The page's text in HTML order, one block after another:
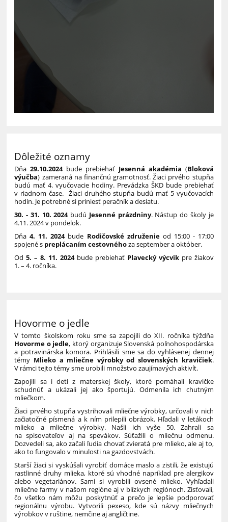
Dôležité oznamy
Dňa29.10.2024bude prebiehať Jesenná akadémia (Bloková
výučba) zameraná na finančnú gramotnosť. Žiaci prvého stupňa
budú mať 4. vyučovacie hodiny. Prevádzka ŠKD bude prebiehať
v riadnom čase. Žiaci druhého stupňa budú mať 5 vyučovacích
hodín. Je potrebné si priniesť peračník a desiatu.
30. - 31. 10. 2024budú Jesenné prázdniny. Nástup do školy je
4.11. 2024 v pondelok.
Dňa4. 11. 2024bude Rodičovské združenieod 15:00 - 17:00
spojené s preplácaním cestovnéhoza september a október.
Od5. – 8. 11. 2024bude prebiehať Plavecký výcvikpre žiakov
1. – 4. ročníka.
Hovorme o jedle
V tomto školskom roku sme sa zapojili do XII. ročníka týždňa
Hovorme o jedle, ktorý organizuje Slovenská poľnohospodárska
a potravinárska komora. Prihlásili sme sa do vyhlásenej dennej
témy Mlieko a mliečne výrobky od slovenských kravičiek.
V rámci tejto témy sme urobili množstvo zaujímavých aktivít.
Zapojili sa i deti z materskej školy, ktoré pomáhali kravičke
schudnúť a ukázali jej ako športujú. Odmenila ich chutným
mliečkom.
Žiaci prvého stupňa vystrihovali mliečne výrobky, určovali v nich
začiatočné písmená a k ním prilepili obrázok. Hľadali v letákoch
mlieko a mliečne výrobky. Našli ich vyše 50. Zahrali sa
na spisovateľov aj na spevákov. Súťažili o mliečnu odmenu.
Dozvedeli sa, ako začali ľudia chovať zvieratá pre mlieko, ale aj to,
ako to fungovalo v minulosti na gazdovstvách.
Starší žiaci si vyskúšali vyrobiť domáce maslo a zistili, že existujú
rastlinné druhy mlieka, ktoré sú vhodné napríklad pre alergikov
alebo vegetariánov. Sami si vyrobili ovsené mlieko. Vyhľadali
mliečne farmy v našom regióne aj v blízkych regiónoch. Zisťovali,
čo všetko nám môžu poskytnúť a prečo je lepšie podporovať
regionálnu výrobu. Vytvorili pexeso, kde sú názvy mliečnych
výrobkov v ruštine, nemčine aj angličtine.